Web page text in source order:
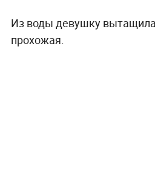
Из воды девушку
прохожая.